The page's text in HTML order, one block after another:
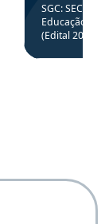
através
de
SGC: SEC BA
Educação
(Edital